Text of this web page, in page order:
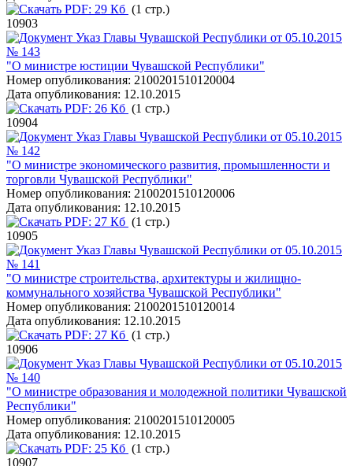
PDF: 29 Кб (1 стр.)
10903
Указ Главы Чувашской Республики от 05.10.2015
№ 143
"О министре юстиции Чувашской Республики"
Номер опубликования: 2100201510120004
Дата опубликования: 12.10.2015
PDF: 26 Кб (1 стр.)
10904
Указ Главы Чувашской Республики от 05.10.2015
№ 142
"О министре экономического развития, промышленности и
торговли Чувашской Республики"
Номер опубликования: 2100201510120006
Дата опубликования: 12.10.2015
PDF: 27 Кб (1 стр.)
10905
Указ Главы Чувашской Республики от 05.10.2015
№ 141
"О министре строительства, архитектуры и жилищно-
коммунального хозяйства Чувашской Республики"
Номер опубликования: 2100201510120014
Дата опубликования: 12.10.2015
PDF: 27 Кб (1 стр.)
10906
Указ Главы Чувашской Республики от 05.10.2015
№ 140
"О министре образования и молодежной политики Чувашской
Республики"
Номер опубликования: 2100201510120005
Дата опубликования: 12.10.2015
PDF: 25 Кб (1 стр.)
10907